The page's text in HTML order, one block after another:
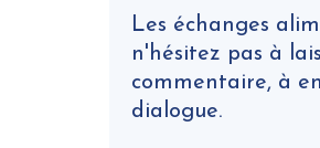
Les échanges
n'hésitez pas à
commentaire, à
dialogue.